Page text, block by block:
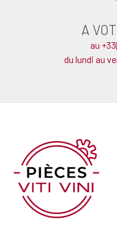
A
au
du lundi au